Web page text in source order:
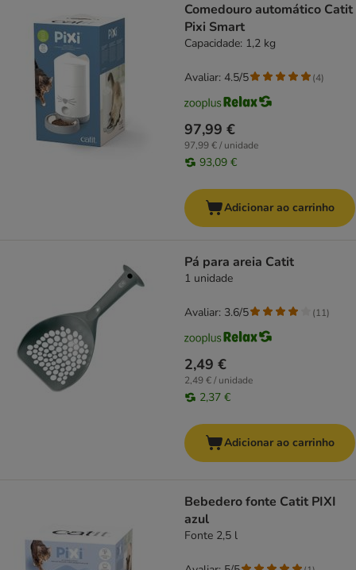
Comedouro automático Catit
Pixi Smart
Capacidade: 1,2 kg
97,99 €
97,99 € / unidade
93,09 €
Avaliar: 4.5/5 (4)
Adicionar ao carrinho
Pá para areia Catit
1 unidade
2,49 €
2,49 € / unidade
2,37 €
Avaliar: 3.6/5 (11)
Adicionar ao carrinho
Bebedero fonte Catit PIXI
azul
Fonte 2,5 l